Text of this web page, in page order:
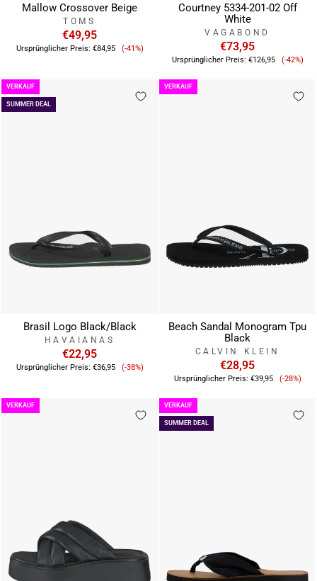
Mallow Crossover Beige
TOMS
€49,95
Ursprünglicher Preis: €84,95 Verkaufspreis
(-41%)
Courtney 5334-201-02 Off
White
VAGABOND
€73,95
Ursprünglicher Preis: €126,95 (-42%)
SUMMER DEAL
VERKAUF
Brasil Logo Black/Black
HAVAIANAS
€22,95
Ursprünglicher Preis: €36,95 Verkaufspreis
(-38%)
VERKAUF
Beach Sandal Monogram Tpu
Black
CALVIN KLEIN
€28,95
Ursprünglicher Preis: €39,95 (-28%)
VERKAUF
SUMMER DEAL
VERKAUF